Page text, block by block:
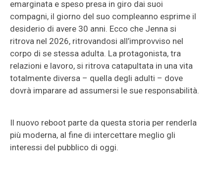
emarginata e speso presa in giro dai suoi
compagni, il giorno del suo compleanno esprime il
desiderio di avere 30 anni. Ecco che Jenna si
ritrova nel 2026, ritrovandosi all’improvviso nel
corpo di se stessa adulta. La protagonista, tra
relazioni e lavoro, si ritrova catapultata in una vita
totalmente diversa – quella degli adulti – dove
dovrà imparare ad assumersi le sue responsabilità.
Il nuovo reboot parte da questa storia per renderla
più moderna, al fine di intercettare meglio gli
interessi del pubblico di oggi.